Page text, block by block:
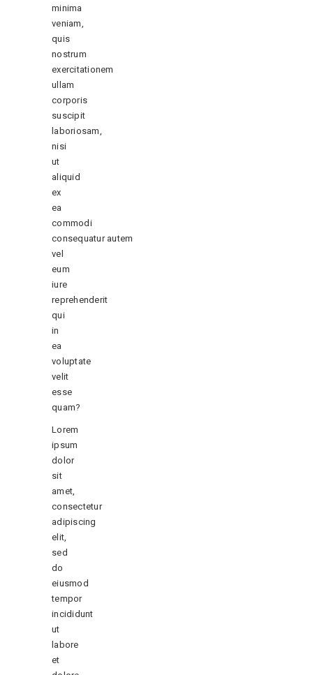
minima
veniam,
quis
nostrum
exercitationem
ullam
corporis
suscipit
laboriosam,
nisi
ut
aliquid
ex
ea
commodi
consequatur autem
vel
eum
iure
reprehenderit
qui
in
ea
voluptate
velit
esse
quam?
Lorem
ipsum
dolor
sit
amet,
consectetur
adipiscing
elit,
sed
do
eiusmod
tempor
incididunt
ut
labore
et